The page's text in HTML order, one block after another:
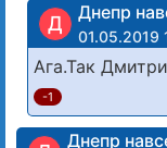
Д Днепр
01.05.2019
Ага.Так
-1
Днепр